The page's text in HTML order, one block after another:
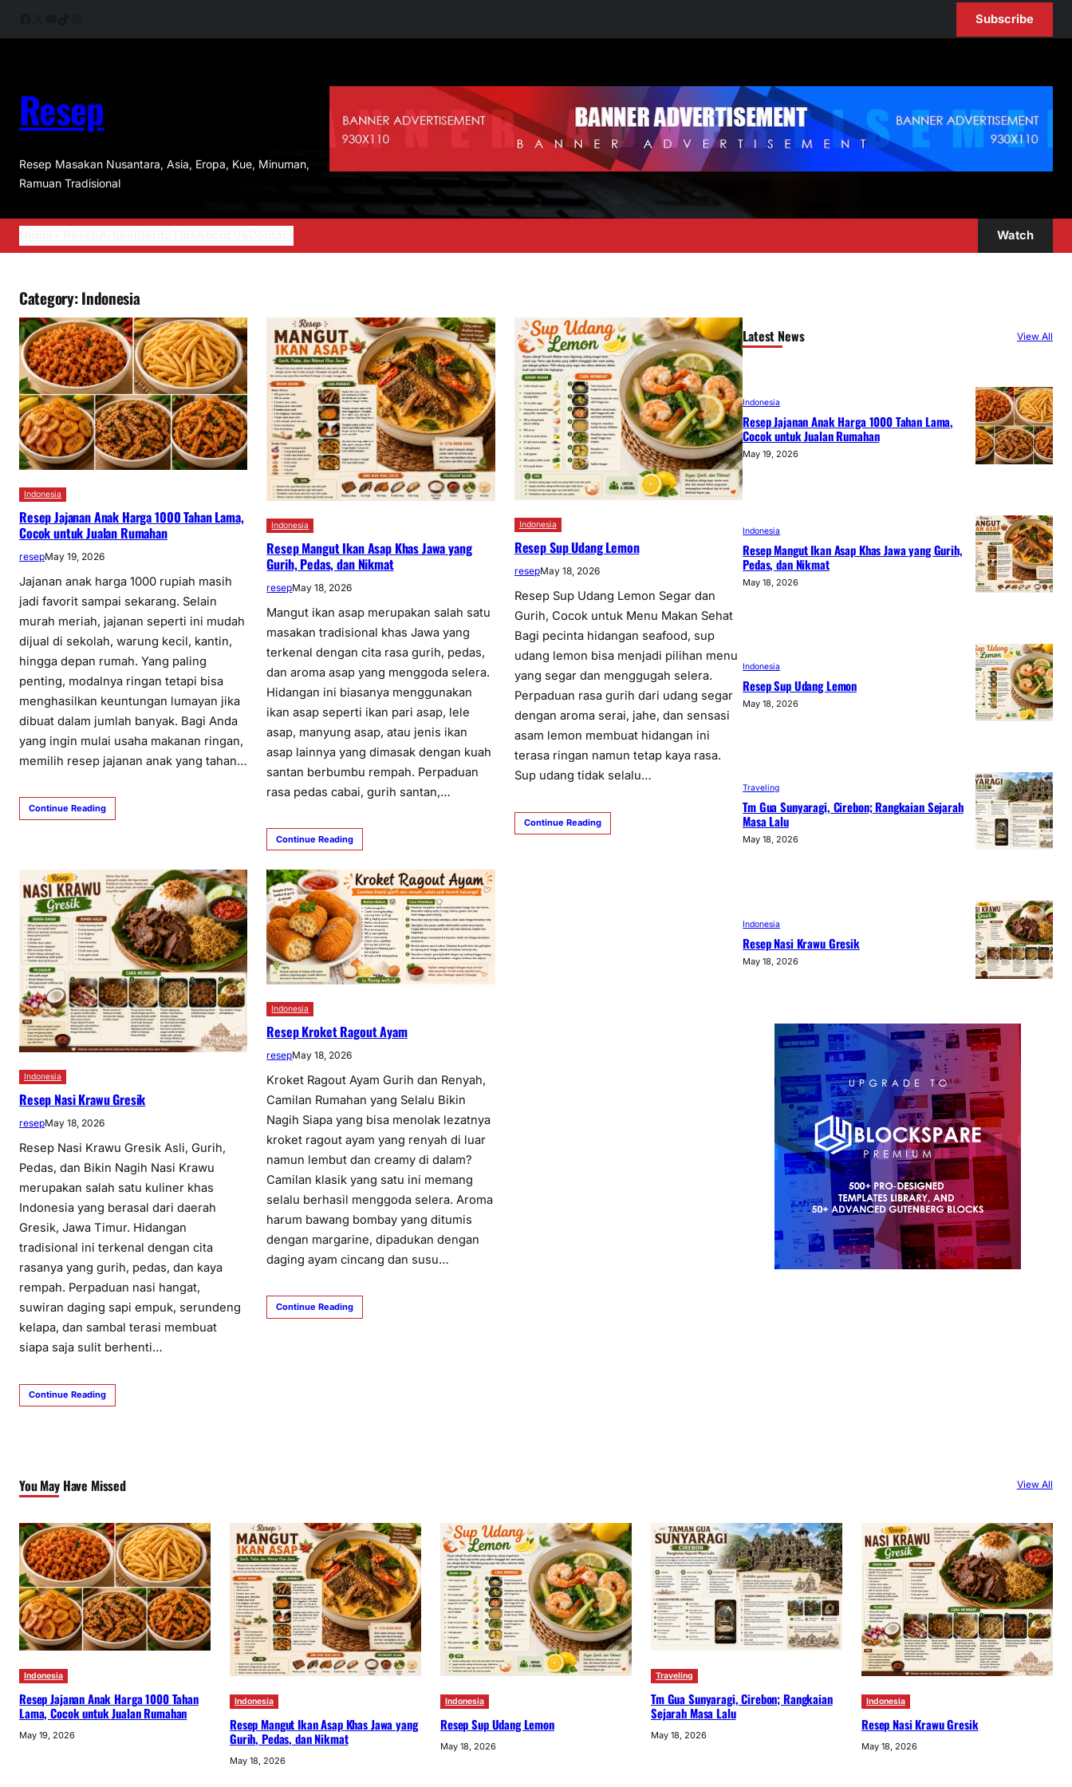
Subscribe
Resep
Resep Masakan Nusantara, Asia, Eropa, Kue, Minuman,
Ramuan Tradisional
Watch
Category:Indonesia
Indonesia
Resep Jajanan Anak Harga 1000 Tahan Lama,
Cocok untuk Jualan Rumahan
resepMay 19, 2026
Jajanan anak harga 1000 rupiah masih
jadi favorit sampai sekarang. Selain
murah meriah, jajanan seperti ini mudah
dijual di sekolah, warung kecil, kantin,
hingga depan rumah. Yang paling
penting, modalnya ringan tetapi bisa
menghasilkan keuntungan lumayan jika
dibuat dalam jumlah banyak. Bagi Anda
yang ingin mulai usaha makanan ringan,
memilih resep jajanan anak yang tahan…
Continue Reading
Indonesia
Resep Mangut Ikan Asap Khas Jawa yang
Gurih, Pedas, dan Nikmat
resepMay 18, 2026
Mangut ikan asap merupakan salah satu
masakan tradisional khas Jawa yang
terkenal dengan cita rasa gurih, pedas,
dan aroma asap yang menggoda selera.
Hidangan ini biasanya menggunakan
ikan asap seperti ikan pari asap, lele
asap, manyung asap, atau jenis ikan
asap lainnya yang dimasak dengan kuah
santan berbumbu rempah. Perpaduan
rasa pedas cabai, gurih santan,…
Continue Reading
Indonesia
Resep Sup Udang Lemon
resepMay 18, 2026
Resep Sup Udang Lemon Segar dan
Gurih, Cocok untuk Menu Makan Sehat
Bagi pecinta hidangan seafood, sup
udang lemon bisa menjadi pilihan menu
yang segar dan menggugah selera.
Perpaduan rasa gurih dari udang segar
dengan aroma serai, jahe, dan sensasi
asam lemon membuat hidangan ini
terasa ringan namun tetap kaya rasa.
Sup udang tidak selalu…
Continue Reading
Indonesia
Resep Nasi Krawu Gresik
resepMay 18, 2026
Resep Nasi Krawu Gresik Asli, Gurih,
Pedas, dan Bikin Nagih Nasi Krawu
merupakan salah satu kuliner khas
Indonesia yang berasal dari daerah
Gresik, Jawa Timur. Hidangan
tradisional ini terkenal dengan cita
rasanya yang gurih, pedas, dan kaya
rempah. Perpaduan nasi hangat,
suwiran daging sapi empuk, serundeng
kelapa, dan sambal terasi membuat
siapa saja sulit berhenti…
Continue Reading
Indonesia
Resep Kroket Ragout Ayam
resepMay 18, 2026
Kroket Ragout Ayam Gurih dan Renyah,
Camilan Rumahan yang Selalu Bikin
Nagih Siapa yang bisa menolak lezatnya
kroket ragout ayam yang renyah di luar
namun lembut dan creamy di dalam?
Camilan klasik yang satu ini memang
selalu berhasil menggoda selera. Aroma
harum bawang bombay yang ditumis
dengan margarine, dipadukan dengan
daging ayam cincang dan susu…
Continue Reading
Latest News View All
Indonesia
Resep Jajanan Anak Harga 1000 Tahan Lama,
Cocok untuk Jualan Rumahan
May 19, 2026
Indonesia
Resep Mangut Ikan Asap Khas Jawa yang Gurih,
Pedas, dan Nikmat
May 18, 2026
Indonesia
Resep Sup Udang Lemon
May 18, 2026
Traveling
Tm Gua Sunyaragi, Cirebon; Rangkaian Sejarah
Masa Lalu
May 18, 2026
Indonesia
Resep Nasi Krawu Gresik
May 18, 2026
You May Have Missed View All
Indonesia
Resep Jajanan Anak Harga 1000 Tahan
Lama, Cocok untuk Jualan Rumahan
May 19, 2026
Indonesia
Resep Mangut Ikan Asap Khas Jawa yang
Gurih, Pedas, dan Nikmat
May 18, 2026
Indonesia
Resep Sup Udang Lemon
May 18, 2026
Traveling
Tm Gua Sunyaragi, Cirebon; Rangkaian
Sejarah Masa Lalu
May 18, 2026
Indonesia
Resep Nasi Krawu Gresik
May 18, 2026